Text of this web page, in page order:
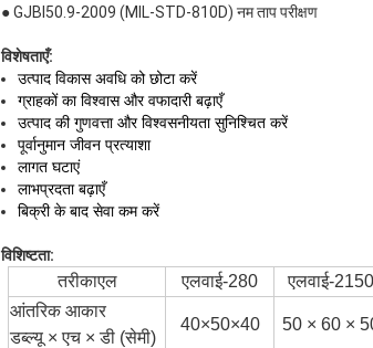
● GJBl50.9-2009 (MIL-STD-810D) नम ताप परीक्षण
विशेषताएँ:
उत्पाद विकास अवधि को छोटा करें
ग्राहकों का विश्वास और वफादारी बढ़ाएँ
उत्पाद की गुणवत्ता और विश्वसनीयता सुनिश्चित करें
पूर्वानुमान जीवन प्रत्याशा
लागत घटाएं
लाभप्रदता बढ़ाएँ
बिक्री के बाद सेवा कम करें
विशिष्टता:
तरीकाएल एलवाई-280 एलवाई-2150
आंतरिक आकार
डब्ल्यू × एच × डी (सेमी)
40×50×40 50 × 60 ×